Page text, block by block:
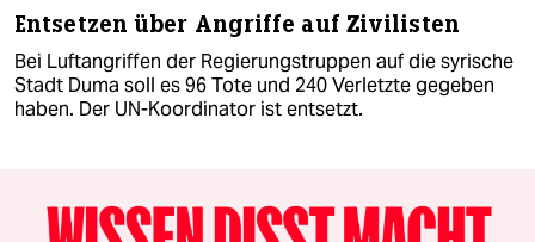
Entsetzen über Angriffe auf Zivilisten
Bei Luftangriffen der Regierungstruppen auf die syrische
Stadt Duma soll es 96 Tote und 240 Verletzte gegeben
haben. Der UN-Koordinator ist entsetzt.